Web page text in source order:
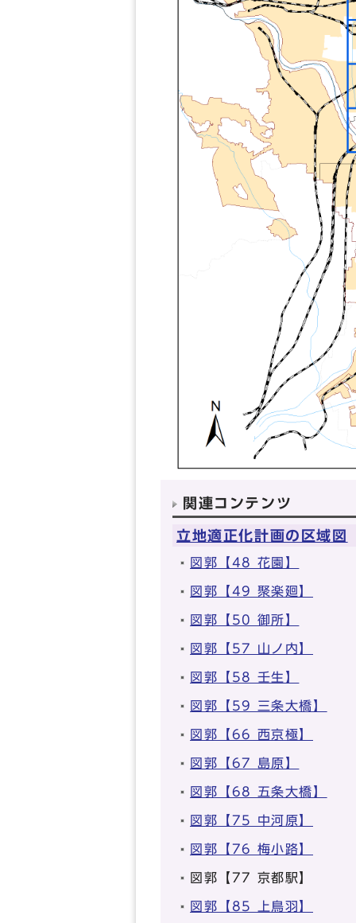
関連コンテンツ
立地適正化計画の区域図
図郭【48 花園】
図郭【49 聚楽廻】
図郭【50 御所】
図郭【57 山ノ内】
図郭【58 壬生】
図郭【59 三条大橋】
図郭【66 西京極】
図郭【67 島原】
図郭【68 五条大橋】
図郭【75 中河原】
図郭【76 梅小路】
図郭【77 京都駅】
図郭【85 上鳥羽】